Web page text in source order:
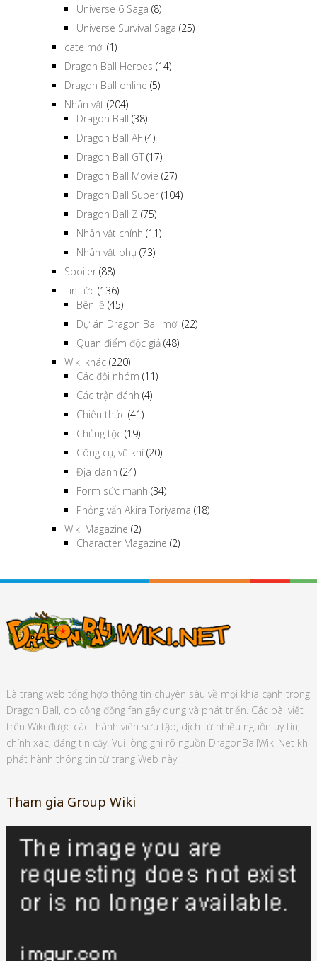
Universe 6 Saga (8)
Universe Survival Saga (25)
cate mới (1)
Dragon Ball Heroes (14)
Dragon Ball online (5)
Nhân vật (204)
Dragon Ball (38)
Dragon Ball AF (4)
Dragon Ball GT (17)
Dragon Ball Movie (27)
Dragon Ball Super (104)
Dragon Ball Z (75)
Nhân vật chính (11)
Nhân vật phụ (73)
Spoiler (88)
Tin tức (136)
Bên lề (45)
Dự án Dragon Ball mới (22)
Quan điểm độc giả (48)
Wiki khác (220)
Các đội nhóm (11)
Các trận đánh (4)
Chiêu thức (41)
Chủng tộc (19)
Công cụ, vũ khí(20)
Địa danh (24)
Form sức mạnh (34)
Phỏng vấn Akira Toriyama (18)
Wiki Magazine (2)
Character Magazine (2)
Là trang web tổng hợp thông tin chuyên sâu về mọi khía cạnh trong
Dragon Ball, do cộng đồng fan gây dựng và phát triển. Các bài viết
trên Wiki được các thành viên sưu tập, dịch từ nhiều nguồn uy tín,
chính xác, đáng tin cậy. Vui lòng ghi rõ nguồn DragonBallWiki.Net khi
phát hành thông tin từ trang Web này.
Tham gia Group Wiki